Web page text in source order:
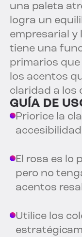
una paleta
logra un
empresarial y
tiene una
primarios
los acentos
claridad a los
GUÍA DE
Priorice la
El rosa es lo
pero no
acentos
Utilice los